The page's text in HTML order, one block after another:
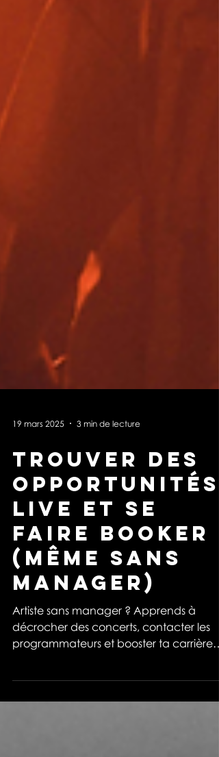
19 mars 2025 3 min de lecture
Trouver des
opportunités
live et se
faire booker
(même sans
manager)
live avec nos conseils !